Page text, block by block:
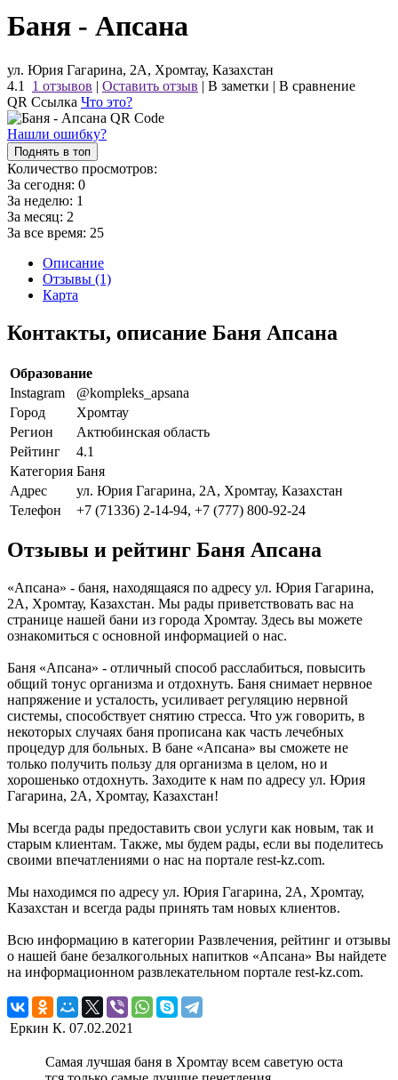
Баня - Апсана
ул. Юрия Гагарина, 2А, Хромтау, Казахстан
4.1
1 отзывов | Оставить отзыв | В заметки | В сравнение
QR Ссылка Что это?
Нашли ошибку?
Поднять в топ
Количество просмотров:
За сегодня: 0
За неделю: 1
За месяц: 2
За все время: 25
Описание
Отзывы (1)
Карта
Контакты, описание Баня Апсана
Образование
Instagram
@kompleks_apsana
Город
Хромтау
Регион
Актюбинская область
Рейтинг
4.1
Категория Баня
Адрес
ул. Юрия Гагарина, 2А, Хромтау, Казахстан
Телефон
+7 (71336) 2-14-94, +7 (777) 800-92-24
Отзывы и рейтинг Баня Апсана
«Апсана» - баня, находящаяся по адресу ул. Юрия Гагарина,
2А, Хромтау, Казахстан. Мы рады приветствовать вас на
странице нашей бани из города Хромтау. Здесь вы можете
ознакомиться с основной информацией о нас.
Баня «Апсана» - отличный способ расслабиться, повысить
общий тонус организма и отдохнуть. Баня снимает нервное
напряжение и усталость, усиливает регуляцию нервной
системы, способствует снятию стресса. Что уж говорить, в
некоторых случаях баня прописана как часть лечебных
процедур для больных. В бане «Апсана» вы сможете не
только получить пользу для организма в целом, но и
хорошенько отдохнуть. Заходите к нам по адресу ул. Юрия
Гагарина, 2А, Хромтау, Казахстан!
Мы всегда рады предоставить свои услуги как новым, так и
старым клиентам. Также, мы будем рады, если вы поделитесь
своими впечатлениями о нас на портале rest-kz.com.
Мы находимся по адресу ул. Юрия Гагарина, 2А, Хромтау,
Казахстан и всегда рады принять там новых клиентов.
Всю информацию в категории Развлечения, рейтинг и отзывы
о нашей бане безалкогольных напитков «Апсана» Вы найдете
на информационном развлекательном портале rest-kz.com.
Еркин К. 07.02.2021
Самая лучшая баня в Хромтау всем саветую оста